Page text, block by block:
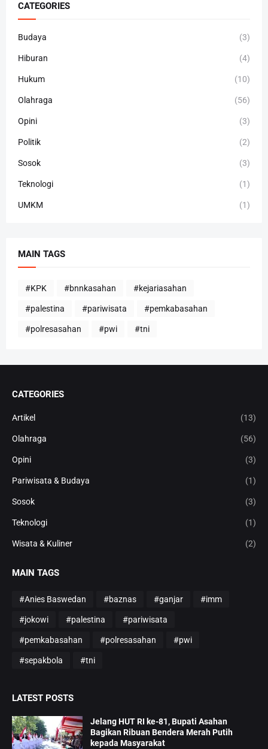
CATEGORIES
Budaya (3)
Hiburan (4)
Hukum (10)
Olahraga (56)
Opini (3)
Politik (2)
Sosok (3)
Teknologi (1)
UMKM (1)
MAIN TAGS
#KPK #bnnkasahan #kejariasahan
#palestina #pariwisata #pemkabasahan
#polresasahan #pwi #tni
CATEGORIES
Artikel (13)
Olahraga (56)
Opini (3)
Pariwisata & Budaya (1)
Sosok (3)
Teknologi (1)
Wisata & Kuliner (2)
MAIN TAGS
#Anies Baswedan #baznas #ganjar #imm
#jokowi #palestina #pariwisata
#pemkabasahan #polresasahan #pwi
#sepakbola #tni
LATEST POSTS
Jelang HUT RI ke-81, Bupati Asahan
Bagikan Ribuan Bendera Merah Putih
kepada Masyarakat